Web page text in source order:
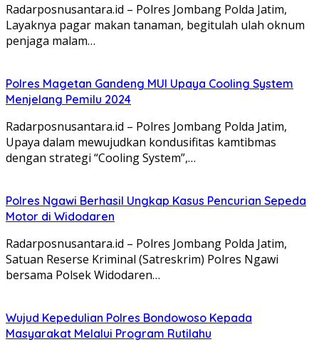
Radarposnusantara.id – Polres Jombang Polda Jatim,
Layaknya pagar makan tanaman, begitulah ulah oknum
penjaga malam…
Polres Magetan Gandeng MUI Upaya Cooling System
Menjelang Pemilu 2024
Radarposnusantara.id – Polres Jombang Polda Jatim,
Upaya dalam mewujudkan kondusifitas kamtibmas
dengan strategi “Cooling System”,…
Polres Ngawi Berhasil Ungkap Kasus Pencurian Sepeda
Motor di Widodaren
Radarposnusantara.id – Polres Jombang Polda Jatim,
Satuan Reserse Kriminal (Satreskrim) Polres Ngawi
bersama Polsek Widodaren…
Wujud Kepedulian Polres Bondowoso Kepada
Masyarakat Melalui Program Rutilahu